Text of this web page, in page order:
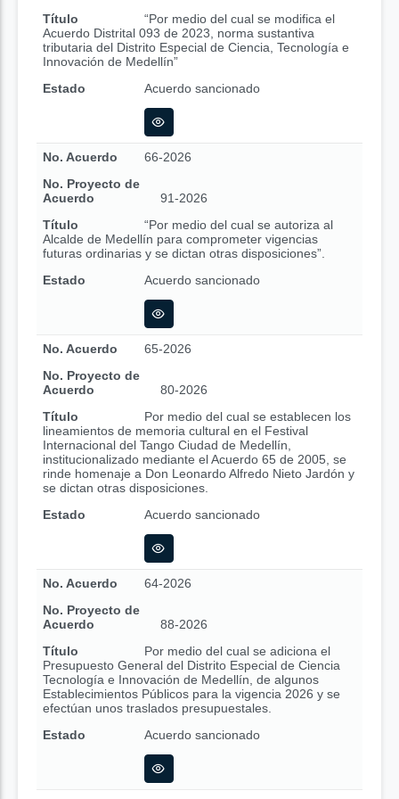
Título
“Por medio del cual se modifica el
Acuerdo Distrital 093 de 2023, norma sustantiva
tributaria del Distrito Especial de Ciencia, Tecnología e
Innovación de Medellín”
Estado
Acuerdo sancionado
No. Acuerdo
66-2026
No. Proyecto de
Acuerdo
91-2026
Título
“Por medio del cual se autoriza al
Alcalde de Medellín para comprometer vigencias
futuras ordinarias y se dictan otras disposiciones”.
Estado
Acuerdo sancionado
No. Acuerdo
65-2026
No. Proyecto de
Acuerdo
80-2026
Título
Por medio del cual se establecen los
lineamientos de memoria cultural en el Festival
Internacional del Tango Ciudad de Medellín,
institucionalizado mediante el Acuerdo 65 de 2005, se
rinde homenaje a Don Leonardo Alfredo Nieto Jardón y
se dictan otras disposiciones.
Estado
Acuerdo sancionado
No. Acuerdo
64-2026
No. Proyecto de
Acuerdo
88-2026
Título
Por medio del cual se adiciona el
Presupuesto General del Distrito Especial de Ciencia
Tecnología e Innovación de Medellín, de algunos
Establecimientos Públicos para la vigencia 2026 y se
efectúan unos traslados presupuestales.
Estado
Acuerdo sancionado